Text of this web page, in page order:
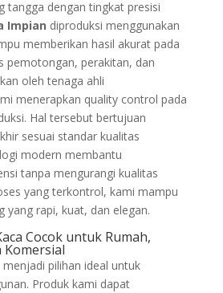
tangga dengan tingkat presisi
Impian diproduksi menggunakan
memberikan hasil akurat pada
pemotongan, perakitan, dan
oleh tenaga ahli
menerapkan quality control pada
Hal tersebut bertujuan
sesuai standar kualitas
modern membantu
tanpa mengurangi kualitas
yang terkontrol, kami mampu
yang rapi, kuat, dan elegan.
Cocok untuk Rumah,
Komersial
pilihan ideal untuk
Produk kami dapat